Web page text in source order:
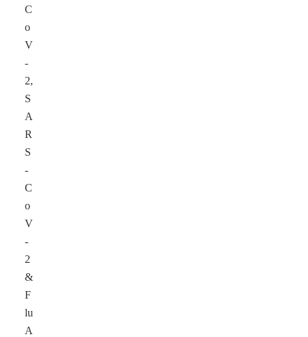
C
o
V
-
2,
S
A
R
S
-
C
o
V
-
2
&
F
lu
A